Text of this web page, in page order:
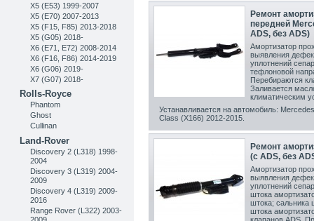
X5 (E53) 1999-2007
X5 (E70) 2007-2013
X5 (F15, F85) 2013-2018
X5 (G05) 2018-
X6 (E71, E72) 2008-2014
X6 (F16, F86) 2014-2019
X6 (G06) 2019-
X7 (G07) 2018-
Rolls-Royce
Phantom
Ghost
Cullinan
Land-Rover
Discovery 2 (L318) 1998-
2004
Discovery 3 (L319) 2004-
2009
Discovery 4 (L319) 2009-
2016
Range Rover (L322) 2003-
Ремонт
передней
ADS, без ADS)
Амортизатор
выявления
уплотнений
тефлоновой
Перебираются
Заливается
климатическим
Устанавливается на автомобиль:
Class (X166) 2012-2015.
Ремонт
(с ADS, без
Амортизатор
выявления
уплотнений
штока
штока; сальника
штока